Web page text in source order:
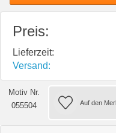
Preis:
Lieferzeit:
Versand:
Motiv Nr.
055504